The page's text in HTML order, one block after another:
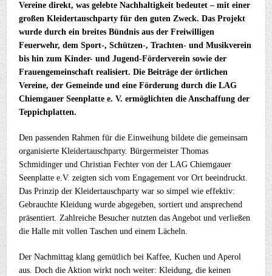
Vereine direkt, was gelebte Nachhaltigkeit bedeutet – mit einer
großen Kleidertauschparty für den guten Zweck. Das Projekt
wurde durch ein breites Bündnis aus der Freiwilligen
Feuerwehr, dem Sport-, Schützen-, Trachten- und Musikverein
bis hin zum Kinder- und Jugend-Förderverein sowie der
Frauengemeinschaft realisiert. Die Beiträge der örtlichen
Vereine, der Gemeinde und eine Förderung durch die LAG
Chiemgauer Seenplatte e. V. ermöglichten die Anschaffung der
Teppichplatten.
Den passenden Rahmen für die Einweihung bildete die gemeinsam
organisierte Kleidertauschparty. Bürgermeister Thomas
Schmidinger und Christian Fechter von der LAG Chiemgauer
Seenplatte e.V. zeigten sich vom Engagement vor Ort beeindruckt.
Das Prinzip der Kleidertauschparty war so simpel wie effektiv:
Gebrauchte Kleidung wurde abgegeben, sortiert und ansprechend
präsentiert. Zahlreiche Besucher nutzten das Angebot und verließen
die Halle mit vollen Taschen und einem Lächeln.
Der Nachmittag klang gemütlich bei Kaffee, Kuchen und Aperol
aus. Doch die Aktion wirkt noch weiter: Kleidung, die keinen